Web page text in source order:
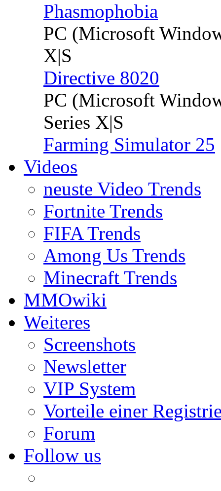
Phasmophobia
PC (Microsoft
X|S
Directive 8020
PC (Microsoft
Series X|S
Farming Simulator 25
Videos
neuste Video Trends
Fortnite Trends
FIFA Trends
Among Us Trends
Minecraft Trends
MMOwiki
Weiteres
Screenshots
Newsletter
VIP System
Vorteile einer
Forum
Follow us